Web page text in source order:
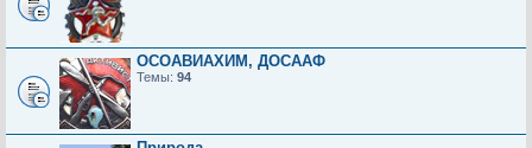
ОСОАВИАХИМ, ДОСААФ
Темы: 94